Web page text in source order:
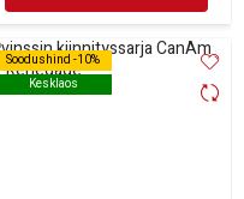
Soodushind -10%
Kesklaos
Soodushind -10%
Kesklaos